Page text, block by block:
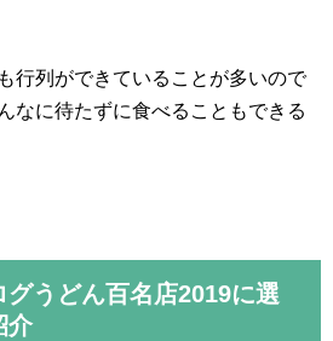
行列ができていることが多いので
なに待たずに食べることもできる
グうどん百名店2019に選
介